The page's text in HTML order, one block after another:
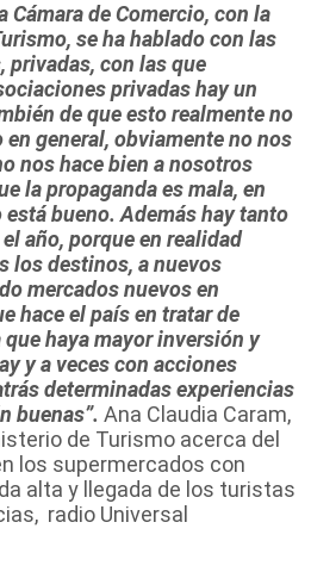
Cámara de Comercio, con la
se ha hablado con las
con las que
privadas hay un
de que esto realmente no
general, obviamente no nos
nos hace bien a nosotros
la propaganda es mala, en
bueno. Además hay tanto
año, porque en realidad
los destinos, a nuevos
mercados nuevos en
hace el país en tratar de
haya mayor inversión y
y a veces con acciones
determinadas experiencias
buenas”. Ana Claudia Caram,
de Turismo acerca del
los supermercados con
alta y llegada de los turistas
radio Universal